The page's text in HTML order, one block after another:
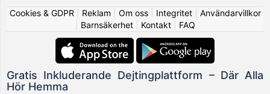
Cookies & GDPR
Reklam Om oss| Integritet| Användarvillkor
Barnsäkerhet| Kontakt| FAQ
Gratis Inkluderande Dejtingplattform – Där Alla
Hör Hemma